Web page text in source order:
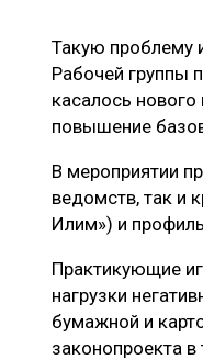
ЛОГИСТИКА
ЦБП
ЭКСПЕРТНОЕ
Такую проблему
Рабочей группы
касалось
повышение
В мероприятии
ведомств, так и
Илим») и
Практикующие
нагрузки
бумажной и
законопроекта